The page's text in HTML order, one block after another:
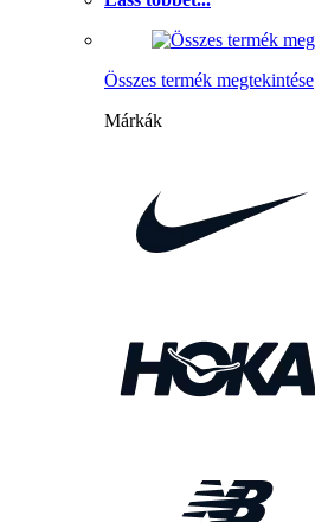
Összes termék megtekintése
Márkák